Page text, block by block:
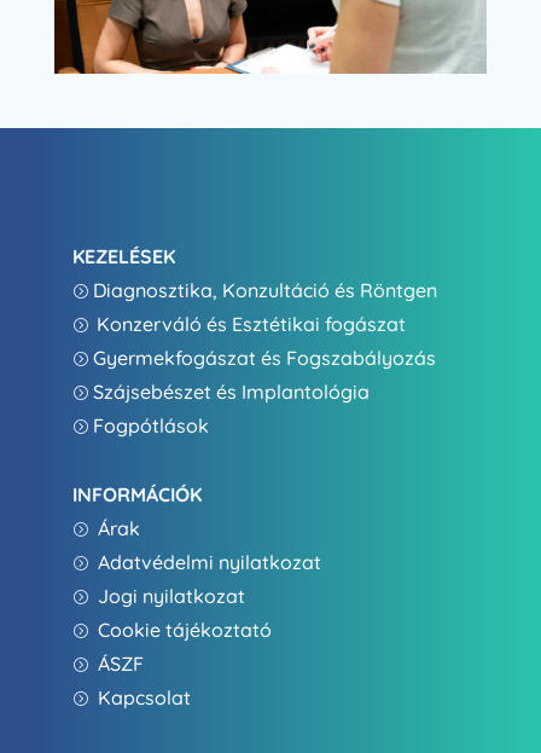
KEZELÉSEK
= Diagnosztika, Konzultáció és Röntgen
= Konzerváló és Esztétikai fogászat
= Gyermekfogászat és Fogszabályozás
= Szájsebészet és Implantológia
= Fogpótlások
INFORMÁCIÓK
= Árak
= Adatvédelmi nyilatkozat
= Jogi nyilatkozat
= Cookie tájékoztató
= ÁSZF
= Kapcsolat